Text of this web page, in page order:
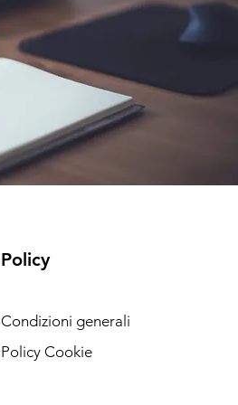
Policy
Condizioni generali
Policy Cookie